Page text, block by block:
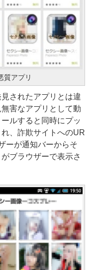
質アプリ
されたアプリとは違
害なアプリとして動
ルすると同時にプッ
、詐欺サイトへのUR
ーが通知バーからそ
ブラウザーで表示さ